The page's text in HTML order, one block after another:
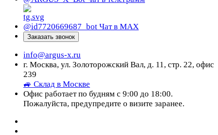
@id7720669687_bot Чат в МАХ
Заказать звонок
info@argus-x.ru
г. Москва, ул. Золоторожский Вал, д. 11, стр. 22, офис
239
🚙 Склад в Москве
Офис работает по будням с 9:00 до 18:00.
Пожалуйста, предупредите о визите заранее.